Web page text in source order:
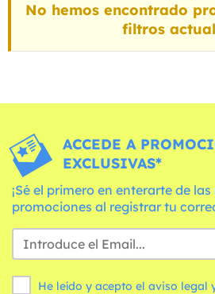
No hemos encontrado
filtros
ACCEDE A
EXCLUSIVAS*
¡Sé el primero en enterarte de
promociones al registrar tu
He leído y acepto el aviso legal